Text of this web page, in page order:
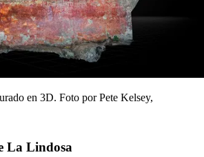
en 3D. Foto por Pete Kelsey,
La Lindosa